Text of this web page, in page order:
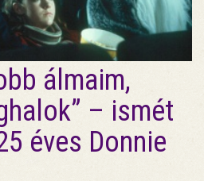
álmaim,
– ismét
éves Donnie